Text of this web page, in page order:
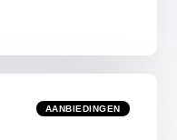
AANBIEDINGEN